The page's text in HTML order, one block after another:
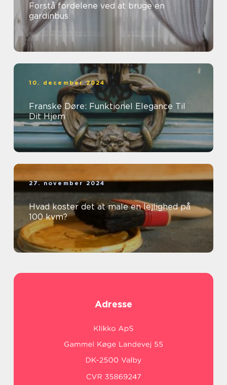
Forstå fordelene ved at bruge en
gardinbus
10. december 2024
Franske Døre: Funktionel Elegance Til
Dit Hjem
27. november 2024
Hvad koster det at male en lejlighed på
100 kvm?
Adresse